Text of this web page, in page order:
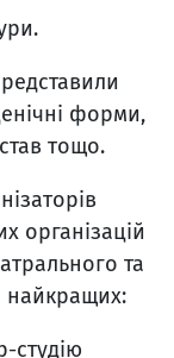
форми,
тощо.
організацій
та
найкращих:
студію